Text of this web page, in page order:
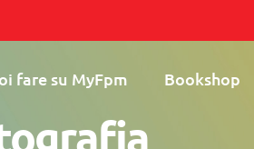
fare su MyFpm Bookshop